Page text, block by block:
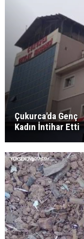
Çukurca'da Genç
Kadın İntihar Etti